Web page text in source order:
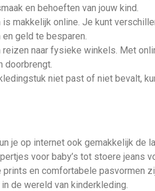
en behoeften van jouw kind.
makkelijk online. Je kunt
geld te besparen.
reizen naar fysieke winkels. Met
doorbrengt.
niet past of niet bevalt,
je op internet ook gemakkelijk de
voor baby’s tot stoere jeans
en comfortabele pasvormen
de wereld van kinderkleding.